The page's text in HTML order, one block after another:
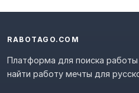
RABOTAGO.COM
Платформа для поиска работы
найти работу мечты для